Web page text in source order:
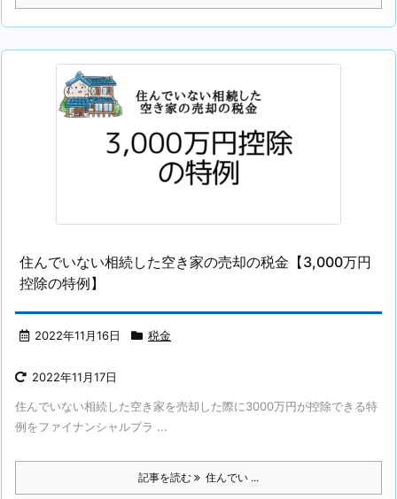
住んでいない相続した空き家の売却の税金【3,000万円
控除の特例】
2022年11月16日 税金
2022年11月17日
住んでいない相続した空き家を売却した際に3000万円が控除できる特
例をファイナンシャルプラ ...
記事を読む 住んでい ...